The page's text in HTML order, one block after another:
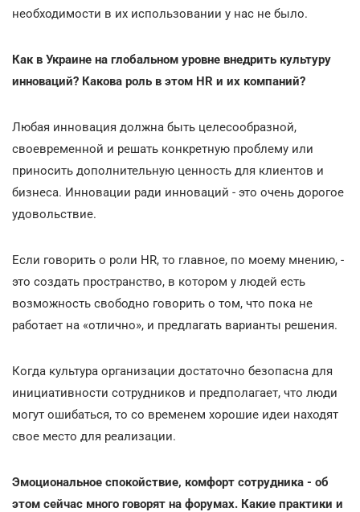
необходимости в их использовании у нас не было.
Как в Украине на глобальном уровне внедрить культуру
инноваций? Какова роль в этом HR и их компаний?
Любая инновация должна быть целесообразной,
своевременной и решать конкретную проблему или
приносить дополнительную ценность для клиентов и
бизнеса. Инновации ради инноваций - это очень дорогое
удовольствие.
Если говорить о роли HR, то главное, по моему мнению, -
это создать пространство, в котором у людей есть
возможность свободно говорить о том, что пока не
работает на «отлично», и предлагать варианты решения.
Когда культура организации достаточно безопасна для
инициативности сотрудников и предполагает, что люди
могут ошибаться, то со временем хорошие идеи находят
свое место для реализации.
Эмоциональное спокойствие, комфорт сотрудника - об
этом сейчас много говорят на форумах. Какие практики и